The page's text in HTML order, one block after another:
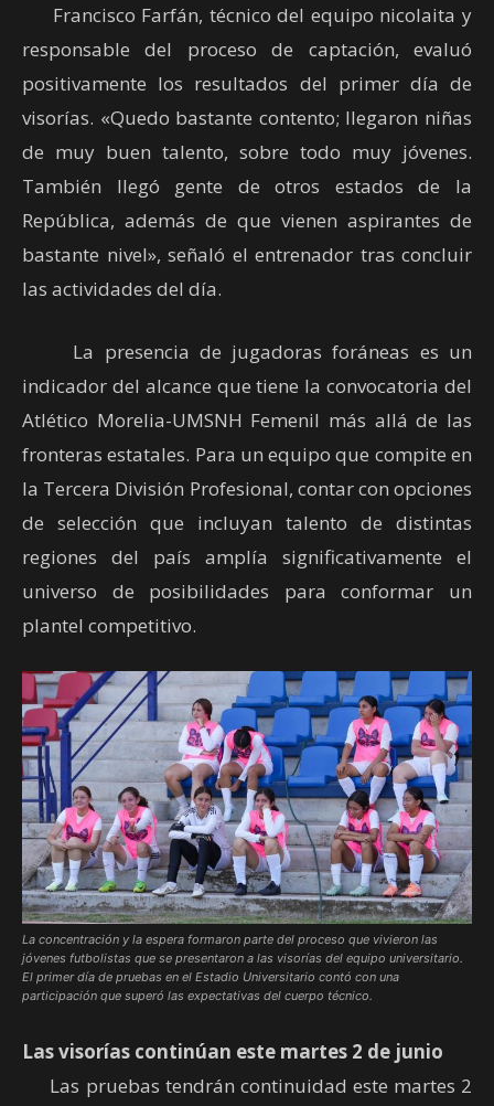
Francisco Farfán, técnico del equipo nicolaita y
responsable del proceso de captación, evaluó
positivamente los resultados del primer día de
visorías. «Quedo bastante contento; llegaron niñas
de muy buen talento, sobre todo muy jóvenes.
También llegó gente de otros estados de la
República, además de que vienen aspirantes de
bastante nivel», señaló el entrenador tras concluir
las actividades del día.
La presencia de jugadoras foráneas es un
indicador del alcance que tiene la convocatoria del
Atlético Morelia-UMSNH Femenil más allá de las
fronteras estatales. Para un equipo que compite en
la Tercera División Profesional, contar con opciones
de selección que incluyan talento de distintas
regiones del país amplía significativamente el
universo de posibilidades para conformar un
plantel competitivo.
La concentración y la espera formaron parte del proceso que vivieron las
jóvenes futbolistas que se presentaron a las visorías del equipo universitario.
El primer día de pruebas en el Estadio Universitario contó con una
participación que superó las expectativas del cuerpo técnico.
Las visorías continúan este martes 2 de junio
Las pruebas tendrán continuidad este martes 2